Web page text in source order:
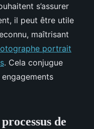
s’assurer
il peut être utile
maîtrisant
portrait
. Cela conjugue
de